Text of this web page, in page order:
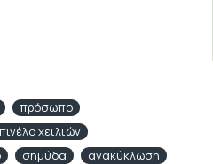
πρόσωπο
χειλιών
σημύδα ανακύκλωση